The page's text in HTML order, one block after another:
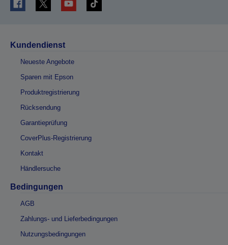
Kundendienst
Neueste Angebote
Sparen mit Epson
Produktregistrierung
Rücksendung
Garantieprüfung
CoverPlus-Registrierung
Kontakt
Händlersuche
Bedingungen
AGB
Zahlungs- und Lieferbedingungen
Nutzungsbedingungen